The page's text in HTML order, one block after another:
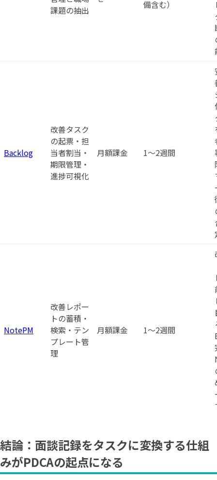
課題の抽出
備含む）
Backlog
改善タスク
の起票・担
当者割当・
期限管理・
進捗可視化
月額課金 1〜2週間
NotePM
改善レポー
トの蓄積・
検索・テン
プレート管
理
月額課金 1〜2週間
結論：面談記録をタスクに変換する仕組
みがPDCAの起点になる